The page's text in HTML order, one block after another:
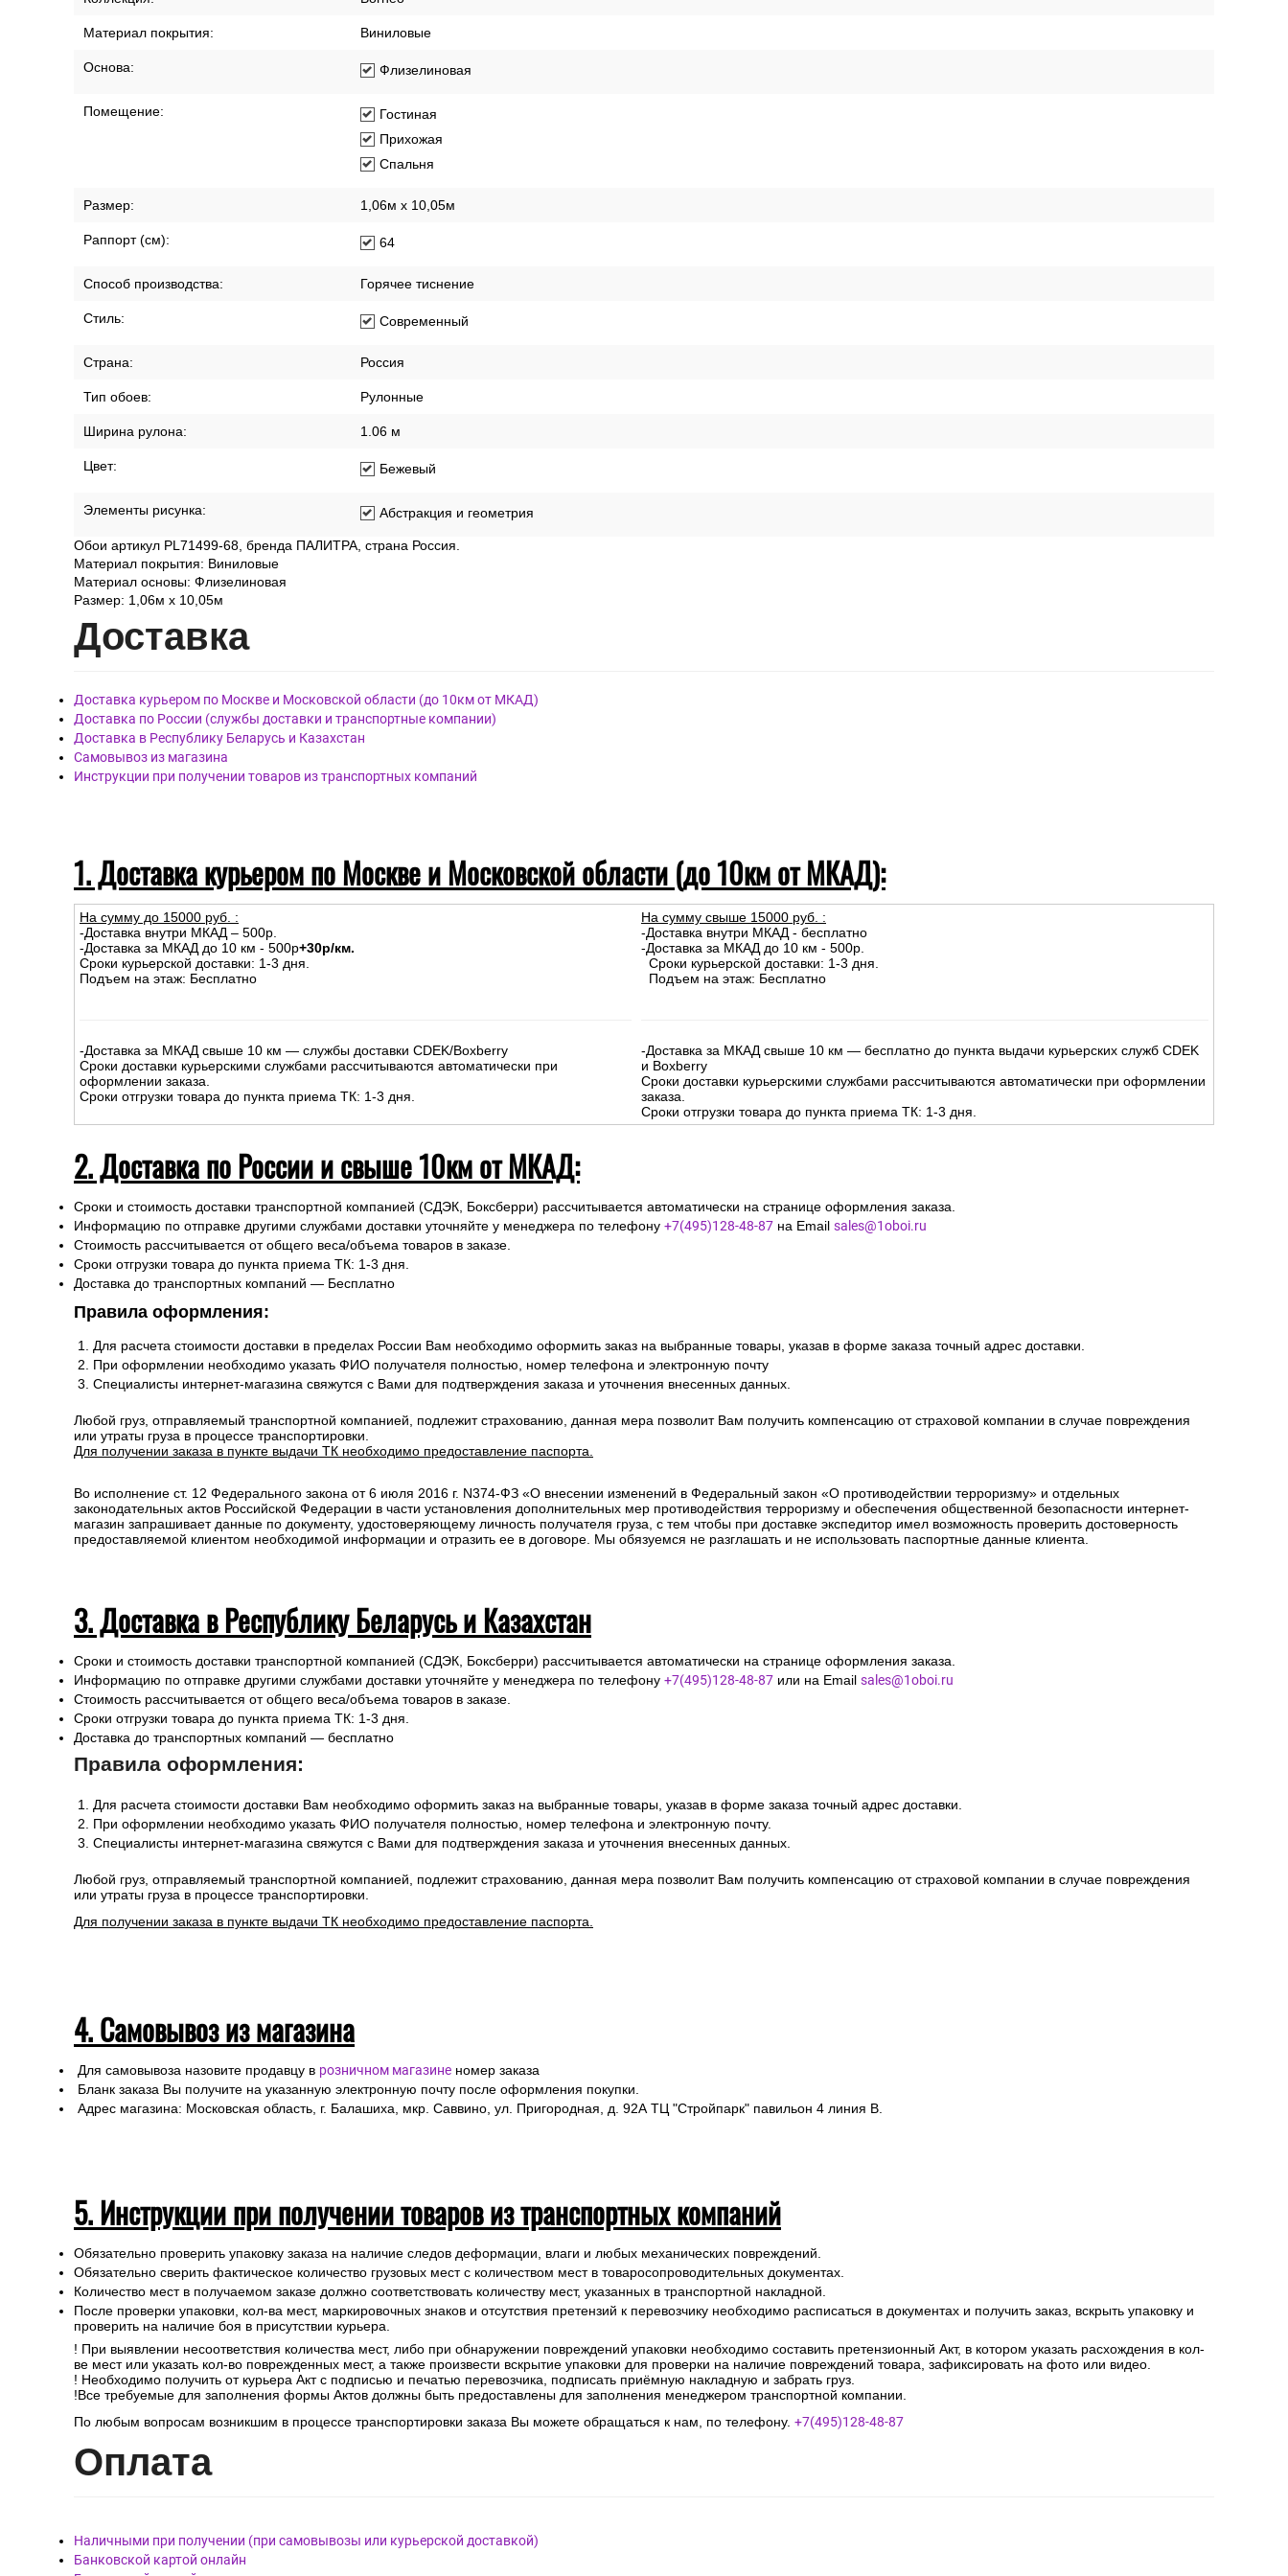
Материал покрытия: Виниловые
Основа: Флизелиновая
Помещение:
Гостиная
Прихожая
Спальня
Размер: 1,06м х 10,05м
Раппорт (см): 64
Способ производства: Горячее тиснение
Стиль: Современный
Страна: Россия
Тип обоев: Рулонные
Ширина рулона: 1.06 м
Цвет: Бежевый
Элементы рисунка: Абстракция и геометрия
Обои артикул PL71499-68, бренда ПАЛИТРА, страна Россия.
Материал покрытия: Виниловые
Материал основы: Флизелиновая
Размер: 1,06м х 10,05м
Доставка
Доставка курьером по Москве и Московской области (до 10км от МКАД)
Доставка по России (службы доставки и транспортные компании)
Доставка в Республику Беларусь и Казахстан
Самовывоз из магазина
Инструкции при получении товаров из транспортных компаний
1. Доставка курьером по Москве и Московской области (до 10км от МКАД):
На сумму до 15000 руб. :
-Доставка внутри МКАД – 500р.
-Доставка за МКАД до 10 км - 500р+30р/км.
Сроки курьерской доставки: 1-3 дня.
Подъем на этаж: Бесплатно
-Доставка за МКАД свыше 10 км — службы доставки CDEK/Boxberry
Сроки доставки курьерскими службами рассчитываются автоматически при
оформлении заказа.
Сроки отгрузки товара до пункта приема ТК: 1-3 дня.
На сумму свыше 15000 руб. :
-Доставка внутри МКАД - бесплатно
-Доставка за МКАД до 10 км - 500р.
Сроки курьерской доставки: 1-3 дня.
Подъем на этаж: Бесплатно
-Доставка за МКАД свыше 10 км — бесплатно до пункта выдачи курьерских служб CDEK
и Boxberry
Сроки доставки курьерскими службами рассчитываются автоматически при оформлении
заказа.
Сроки отгрузки товара до пункта приема ТК: 1-3 дня.
2. Доставка по России и свыше 10км от МКАД:
Сроки и стоимость доставки транспортной компанией (СДЭК, Боксберри) рассчитывается автоматически на странице оформления заказа.
Информацию по отправке другими службами доставки уточняйте у менеджера по телефону +7(495)128-48-87 на Email sales@1oboi.ru
Стоимость рассчитывается от общего веса/объема товаров в заказе.
Сроки отгрузки товара до пункта приема ТК: 1-3 дня.
Доставка до транспортных компаний — Бесплатно
Правила оформления:
Для расчета стоимости доставки в пределах России Вам необходимо оформить заказ на выбранные товары, указав в форме заказа точный адрес доставки.
При оформлении необходимо указать ФИО получателя полностью, номер телефона и электронную почту
Специалисты интернет-магазина свяжутся с Вами для подтверждения заказа и уточнения внесенных данных.
Любой груз, отправляемый транспортной компанией, подлежит страхованию, данная мера позволит Вам получить компенсацию от страховой компании в случае повреждения
или утраты груза в процессе транспортировки.
Для получении заказа в пункте выдачи ТК необходимо предоставление паспорта.
Во исполнение ст. 12 Федерального закона от 6 июля 2016 г. N374-ФЗ «О внесении изменений в Федеральный закон «О противодействии терроризму» и отдельных
законодательных актов Российской Федерации в части установления дополнительных мер противодействия терроризму и обеспечения общественной безопасности интернет-
магазин запрашивает данные по документу, удостоверяющему личность получателя груза, с тем чтобы при доставке экспедитор имел возможность проверить достоверность
предоставляемой клиентом необходимой информации и отразить ее в договоре. Мы обязуемся не разглашать и не использовать паспортные данные клиента.
3. Доставка в Республику Беларусь и Казахстан
Сроки и стоимость доставки транспортной компанией (СДЭК, Боксберри) рассчитывается автоматически на странице оформления заказа.
Информацию по отправке другими службами доставки уточняйте у менеджера по телефону +7(495)128-48-87 или на Email sales@1oboi.ru
Стоимость рассчитывается от общего веса/объема товаров в заказе.
Сроки отгрузки товара до пункта приема ТК: 1-3 дня.
Доставка до транспортных компаний — бесплатно
Правила оформления:
Для расчета стоимости доставки Вам необходимо оформить заказ на выбранные товары, указав в форме заказа точный адрес доставки.
При оформлении необходимо указать ФИО получателя полностью, номер телефона и электронную почту.
Специалисты интернет-магазина свяжутся с Вами для подтверждения заказа и уточнения внесенных данных.
Любой груз, отправляемый транспортной компанией, подлежит страхованию, данная мера позволит Вам получить компенсацию от страховой компании в случае повреждения
или утраты груза в процессе транспортировки.
Для получении заказа в пункте выдачи ТК необходимо предоставление паспорта.
4. Самовывоз из магазина
Для самовывоза назовите продавцу в розничном магазине номер заказа
Бланк заказа Вы получите на указанную электронную почту после оформления покупки.
Адрес магазина: Московская область, г. Балашиха, мкр. Саввино, ул. Пригородная, д. 92А ТЦ "Стройпарк" павильон 4 линия В.
5. Инструкции при получении товаров из транспортных компаний
Обязательно проверить упаковку заказа на наличие следов деформации, влаги и любых механических повреждений.
Обязательно сверить фактическое количество грузовых мест с количеством мест в товаросопроводительных документах.
Количество мест в получаемом заказе должно соответствовать количеству мест, указанных в транспортной накладной.
После проверки упаковки, кол-ва мест, маркировочных знаков и отсутствия претензий к перевозчику необходимо расписаться в документах и получить заказ, вскрыть упаковку и
проверить на наличие боя в присутствии курьера.
! При выявлении несоответствия количества мест, либо при обнаружении повреждений упаковки необходимо составить претензионный Акт, в котором указать расхождения в кол-
ве мест или указать кол-во поврежденных мест, а также произвести вскрытие упаковки для проверки на наличие повреждений товара, зафиксировать на фото или видео.
! Необходимо получить от курьера Акт с подписью и печатью перевозчика, подписать приёмную накладную и забрать груз.
!Все требуемые для заполнения формы Актов должны быть предоставлены для заполнения менеджером транспортной компании.
По любым вопросам возникшим в процессе транспортировки заказа Вы можете обращаться к нам, по телефону. +7(495)128-48-87
Оплата
Наличными при получении (при самовывозы или курьерской доставкой)
Банковской картой онлайн